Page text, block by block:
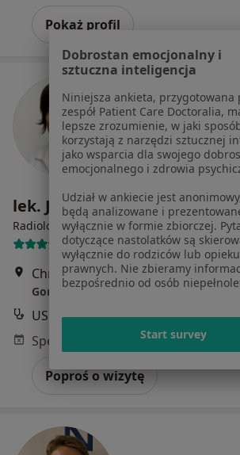
Pokaż profil
lek. Justyna Kułaga
Radiolog ·Więcej
87 opinii
Chrobrego 6/8, Sopot•Mapa
Goris-Med Zakład Diagnostyki
USG jamy brzusznej
Poproś o wizytę
Dobrostan emocjonalny i
sztuczna inteligencja
Niniejsza ankieta, przygotowana
zespół Patient Care Doctoralia,
lepsze zrozumienie, w jaki
korzystają z narzędzi sztucznej
jako wsparcia dla swojego
emocjonalnego i zdrowia
Udział w ankiecie jest
będą analizowane i
wyłącznie w formie zbiorczej.
dotyczące nastolatków są
wyłącznie do rodziców lub
prawnych. Nie zbieramy
bezpośrednio od osób
Start survey